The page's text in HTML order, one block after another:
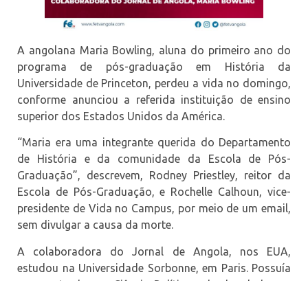
A angolana Maria Bowling, aluna do primeiro ano do
programa de pós-graduação em História da
Universidade de Princeton, perdeu a vida no domingo,
conforme anunciou a referida instituição de ensino
superior dos Estados Unidos da América.
“Maria era uma integrante querida do Departamento
de História e da comunidade da Escola de Pós-
Graduação”, descrevem, Rodney Priestley, reitor da
Escola de Pós-Graduação, e Rochelle Calhoun, vice-
presidente de Vida no Campus, por meio de um email,
sem divulgar a causa da morte.
A colaboradora do Jornal de Angola, nos EUA,
estudou na Universidade Sorbonne, em Paris. Possuía